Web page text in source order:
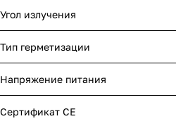
Угол излучения
Тип герметизации
Напряжение питания
Сертификат CE